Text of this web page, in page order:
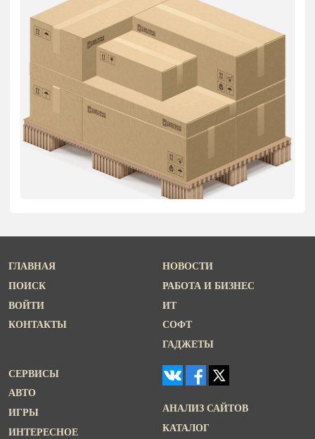
ГЛАВНАЯ
ПОИСК
ВОЙТИ
КОНТАКТЫ
НОВОСТИ
РАБОТА И БИЗНЕС
ИТ
СОФТ
ГАДЖЕТЫ
СЕРВИСЫ
АВТО
ИГРЫ
ИНТЕРЕСНОЕ
АНАЛИЗ САЙТОВ
КАТАЛОГ